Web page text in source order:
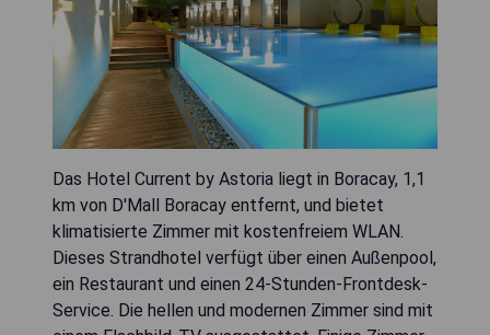
Das Hotel Current by Astoria liegt in Boracay, 1,1
km von D'Mall Boracay entfernt, und bietet
klimatisierte Zimmer mit kostenfreiem WLAN.
Dieses Strandhotel verfügt über einen Außenpool,
ein Restaurant und einen 24-Stunden-Frontdesk-
Service. Die hellen und modernen Zimmer sind mit